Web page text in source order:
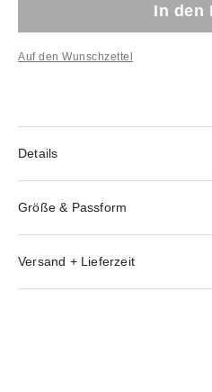
In den
Auf den Wunschzettel
Details
Größe & Passform
Versand + Lieferzeit